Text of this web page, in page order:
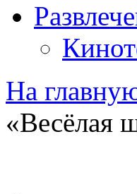
На
«Весёлая